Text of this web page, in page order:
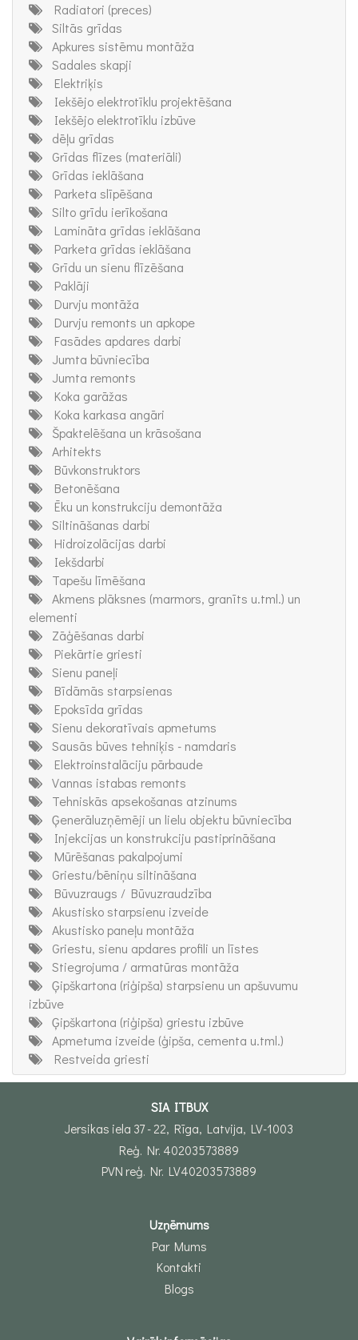
Radiatori (preces)
Siltās grīdas
Apkures sistēmu montāža
Sadales skapji
Elektriķis
Iekšējo elektrotīklu projektēšana
Iekšējo elektrotīklu izbūve
dēļu grīdas
Grīdas flīzes (materiāli)
Grīdas ieklāšana
Parketa slīpēšana
Silto grīdu ierīkošana
Lamināta grīdas ieklāšana
Parketa grīdas ieklāšana
Grīdu un sienu flīzēšana
Paklāji
Durvju montāža
Durvju remonts un apkope
Fasādes apdares darbi
Jumta būvniecība
Jumta remonts
Koka garāžas
Koka karkasa angāri
Špaktelēšana un krāsošana
Arhitekts
Būvkonstruktors
Betonēšana
Ēku un konstrukciju demontāža
Siltināšanas darbi
Hidroizolācijas darbi
Iekšdarbi
Tapešu līmēšana
Akmens plāksnes (marmors, granīts u.tml.) un
elementi
Zāģēšanas darbi
Piekārtie griesti
Sienu paneļi
Bīdāmās starpsienas
Epoksīda grīdas
Sienu dekoratīvais apmetums
Sausās būves tehniķis - namdaris
Elektroinstalāciju pārbaude
Vannas istabas remonts
Tehniskās apsekošanas atzinums
Ģenerāluzņēmēji un lielu objektu būvniecība
Injekcijas un konstrukciju pastiprināšana
Mūrēšanas pakalpojumi
Griestu/bēniņu siltināšana
Būvuzraugs / Būvuzraudzība
Akustisko starpsienu izveide
Akustisko paneļu montāža
Griestu, sienu apdares profili un līstes
Stiegrojuma / armatūras montāža
Ģipškartona (riģipša) starpsienu un apšuvumu
izbūve
Ģipškartona (riģipša) griestu izbūve
Apmetuma izveide (ģipša, cementa u.tml.)
Restveida griesti
SIA ITBUX
Jersikas iela 37 - 22, Rīga, Latvija, LV-1003
Reģ. Nr. 40203573889
PVN reģ. Nr. LV40203573889
Uzņēmums
Par Mums
Kontakti
Blogs